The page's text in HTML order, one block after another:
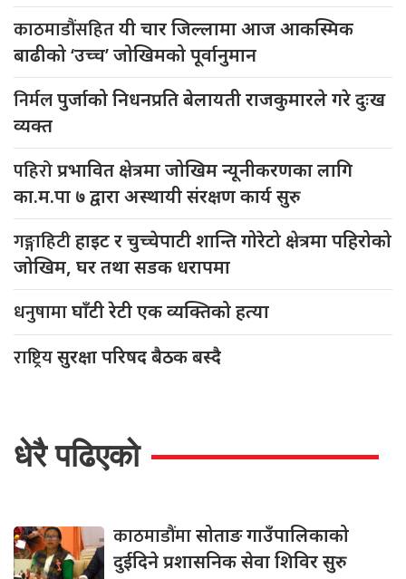
काठमाडौंसहितयी चार जिल्लामा आज आकस्मिक
बाढीको ‘उच्च’ जोखिमको पूर्वानुमान
निर्मलपुर्जाको निधनप्रति बेलायती राजकुमारले गरे दुःख
व्यक्त
पहिरोप्रभावित क्षेत्रमा जोखिम न्यूनीकरणका लागि
का.म.पा ७ द्वारा अस्थायी संरक्षण कार्य सुरु
गङ्गाहिटीहाइट र चुच्चेपाटी शान्ति गोरेटो क्षेत्रमा पहिरोको
जोखिम, घर तथा सडक धरापमा
धनुषामाघाँटी रेटी एक व्यक्तिको हत्या
राष्ट्रियसुरक्षा परिषद बैठक बस्दै
धेरै पढिएको
काठमाडौंमासोताङ गाउँपालिकाको
दुईदिने प्रशासनिक सेवा शिविर सुरु